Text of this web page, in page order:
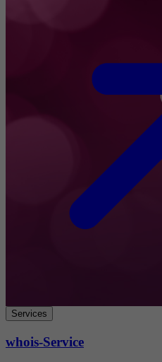
Services
whois-Service